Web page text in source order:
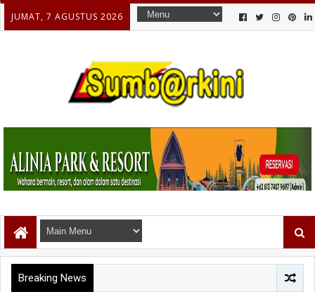
JUMAT, 7 AGUSTUS 2026
Breaking News